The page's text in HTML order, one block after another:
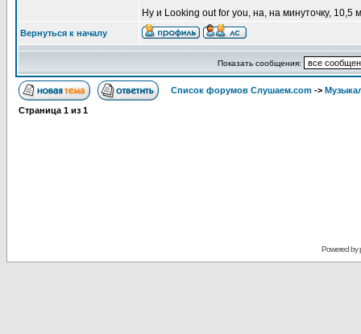
Ну и Looking out for you, на, на минуточку, 10,5
Вернуться к началу
Показать сообщения:
Список форумов Слушаем.com ->
Страница 1 из 1
Powered by